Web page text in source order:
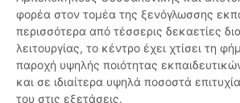
φορέα στον τομέα της ξενόγλωσσης
περισσότερα από τέσσερις δεκαετίες
λειτουργίας, το κέντρο έχει χτίσει τη
παροχή υψηλής ποιότητας
και σε ιδιαίτερα υψηλά ποσοστά
του στις εξετάσεις.